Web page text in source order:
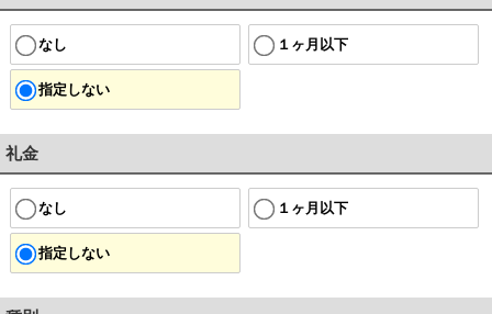
なし １ヶ月以下
指定しない
礼金
なし １ヶ月以下
指定しない